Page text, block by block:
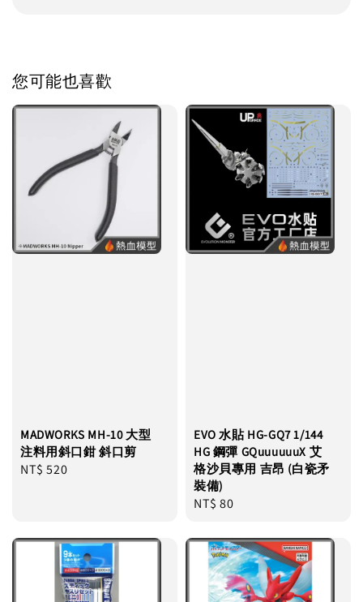
您可能也喜歡
MADWORKS MH-10 大型
注料用斜口鉗 斜口剪
Regular
NT$ 520
EVO 水貼 HG-GQ7 1/144
HG 鋼彈 GQuuuuuuX 艾
格沙貝專用 吉昂 (白瓷矛
裝備)
Regular
NT$ 80